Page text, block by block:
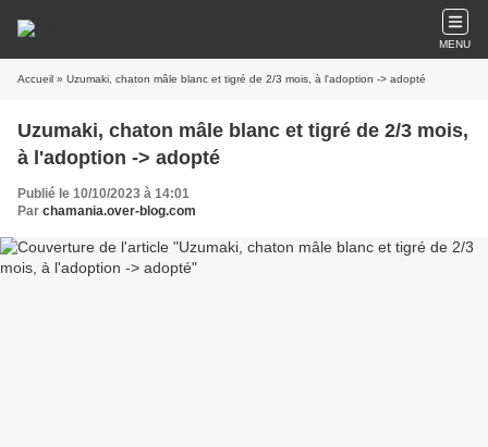
MENU
Accueil » Uzumaki, chaton mâle blanc et tigré de 2/3 mois, à l'adoption -> adopté
Uzumaki, chaton mâle blanc et tigré de 2/3 mois,
à l'adoption -> adopté
Publié le 10/10/2023 à 14:01
Par chamania.over-blog.com